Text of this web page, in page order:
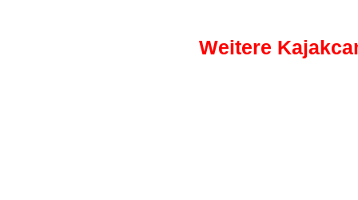
Weitere